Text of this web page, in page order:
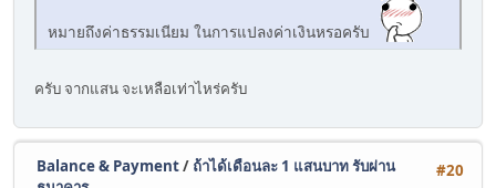
หมายถึงค่าธรรมเนียม ในการแปลงค่าเงินหรอครับ
ครับ จากแสน จะเหลือเท่าไหร่ครับ
#20
Balance & Payment/ ถ้าได้เดือนละ 1 แสนบาท รับผ่าน